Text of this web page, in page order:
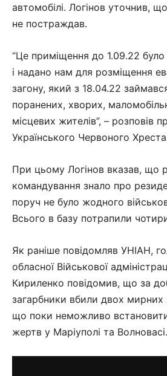
автомобілі. Логінов уточнив,
не постраждав.
“Це приміщення до 1.09.22
і надано нам для розміщення
загону, який з 18.04.22
поранених, хворих,
місцевих жителів”, – розповів
Українського Червоного
При цьому Логінов вказав, що
командування знало про
поруч не було жодного
Всього в базу потрапили
Як раніше повідомляв УНІАН,
обласної Військової
Кириленко повідомив, що за
загарбники вбили двох мирних
що поки неможливо встановити
жертв у Маріуполі та Волновасі.